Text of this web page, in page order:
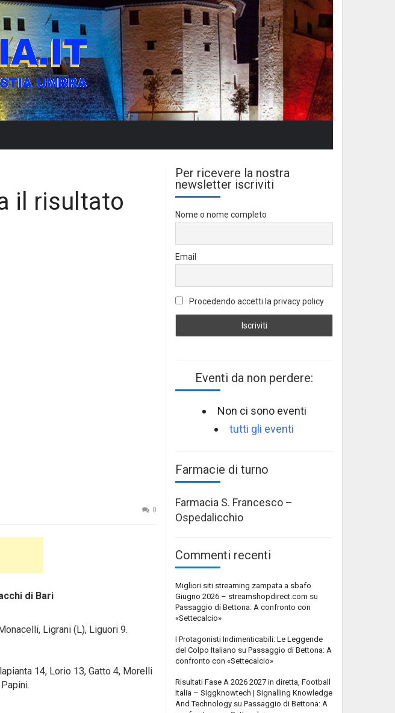
il risultato
0
di Bari
Ligrani (L), Liguori 9.
14, Lorio 13, Gatto 4, Morelli
Per ricevere la nostra
newsletter iscriviti
Nome o nome completo
Email
Procedendo accetti la privacy policy
Eventi da non perdere:
Non ci sono eventi
tutti gli eventi
Farmacie di turno
Farmacia S. Francesco –
Ospedalicchio
Commenti recenti
Migliori siti streaming zampata a sbafo
Giugno 2026 – streamshopdirect.com su
Passaggio di Bettona: A confronto con
«Settecalcio»
I Protagonisti Indimenticabili: Le Leggende
del Colpo Italiano su Passaggio di Bettona: A
confronto con «Settecalcio»
Risultati Fase A 2026 2027 in diretta, Football
Italia – Siggknowtech | Signalling Knowledge
And Technology su Passaggio di Bettona: A